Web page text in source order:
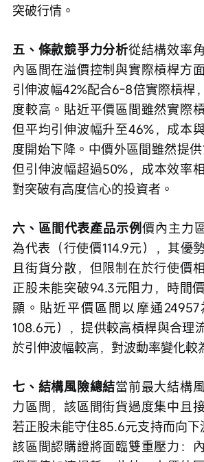
突破行情。
五、條款競爭力分析從結構效率
內區間在溢價控制與實際槓桿方
引伸波幅42%配合6-8倍實際槓桿
度較高。貼近平價區間雖然實際
但平均引伸波幅升至46%，成本
度開始下降。中價外區間雖然提供
但引伸波幅超過50%，成本效率
對突破有高度信心的投資者。
六、區間代表產品示例價內主力
為代表（行使價114.9元），其優
且街貨分散，但限制在於行使價
正股未能突破94.3元阻力，時間
顯。貼近平價區間以摩通
108.6元），提供較高槓桿與合理
於引伸波幅較高，對波動率變化較
七、結構風險總結當前最大結構
力區間，該區間街貨過度集中且
若正股未能守住85.6元支持而向下
該區間認購證將面臨雙重壓力：